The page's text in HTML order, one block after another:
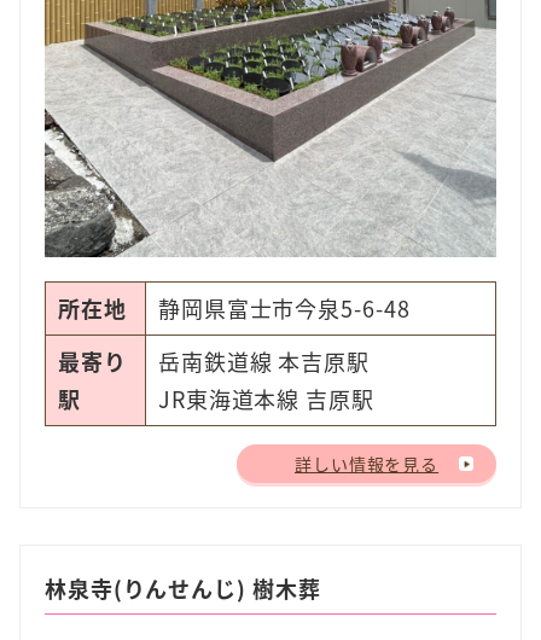
所在地
静岡県富士市今泉5-6-48
最寄り
駅
岳南鉄道線 本吉原駅
JR東海道本線 吉原駅
詳しい情報を見る
林泉寺(りんせんじ) 樹木葬